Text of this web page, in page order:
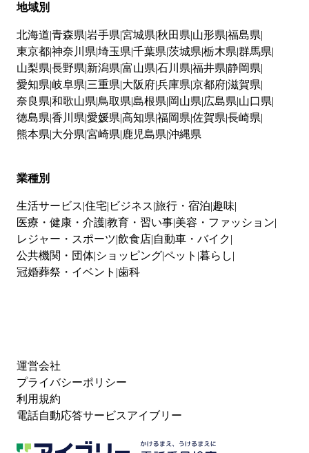
地域別
北海道 青森県 岩手県 宮城県 秋田県 山形県 福島県
東京都神奈川県 埼玉県 千葉県 茨城県 栃木県 群馬県
山梨県 長野県 新潟県 富山県 石川県 福井県 静岡県
愛知県 岐阜県 三重県 大阪府兵庫県 京都府滋賀県
奈良県 和歌山県 鳥取県 島根県 岡山県 広島県 山口県
徳島県 香川県 愛媛県 高知県 福岡県 佐賀県 長崎県
熊本県 大分県 宮崎県 鹿児島県 沖縄県
業種別
生活サービス 住宅 ビジネス 旅行・宿泊 趣味
医療・健康・介護教育・習い事 美容・ファッション
レジャー・スポーツ 飲食店 自動車・バイク
公共機関・団体 ショッピングペット 暮らし
冠婚葬祭・イベント 歯科
運営会社
プライバシーポリシー
利用規約
電話自動応答サービスアイブリー